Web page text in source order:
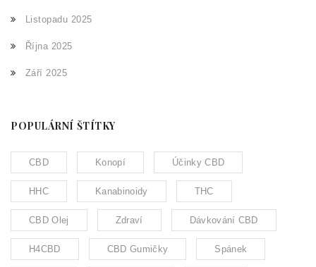
Listopadu 2025
Října 2025
Září 2025
POPULÁRNÍ ŠTÍTKY
CBD Konopí Účinky CBD
HHC Kanabinoidy THC
CBD Olej Zdraví Dávkování CBD
H4CBD CBD Gumičky Spánek